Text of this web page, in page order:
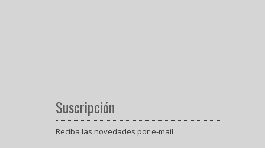
Suscripción
Reciba las novedades por e-mail